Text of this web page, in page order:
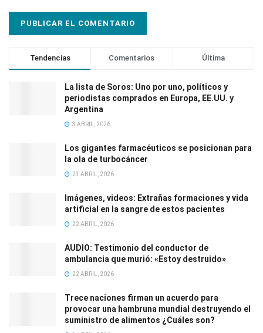
Tendencias Comentarios Última
La lista de Soros: Uno por uno, políticos y
periodistas comprados en Europa, EE.UU. y
Argentina
3 ABRIL, 2026
Los gigantes farmacéuticos se posicionan para
la ola de turbocáncer
23 ABRIL, 2026
Imágenes, videos: Extrañas formaciones y vida
artificial en la sangre de estos pacientes
22 ABRIL, 2026
AUDIO: Testimonio del conductor de
ambulancia que murió: «Estoy destruido»
22 ABRIL, 2026
Trece naciones firman un acuerdo para
provocar una hambruna mundial destruyendo el
suministro de alimentos ¿Cuáles son?